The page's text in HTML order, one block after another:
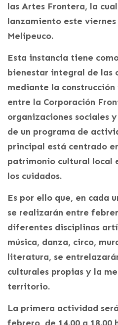
las Artes Frontera, la
lanzamiento este
Melipeuco.
Esta instancia tiene
bienestar integral de las
mediante la
entre la Corporación
organizaciones sociales
de un programa de
principal está centrado
patrimonio cultural local
los cuidados.
Es por ello que, en cada
se realizarán entre
diferentes disciplinas
música, danza, circo,
literatura, se
culturales propias y la
territorio.
La primera actividad